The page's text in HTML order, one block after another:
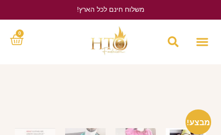
משלוח חינם לכל הארץ!
0
מבצע!